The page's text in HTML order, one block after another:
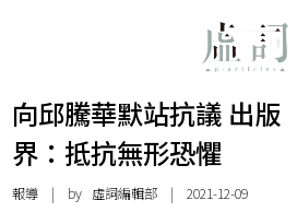
向邱騰華默站抗議 出版
界：抵抗無形恐懼
報導 | by 虛詞編輯部 | 2021-12-09